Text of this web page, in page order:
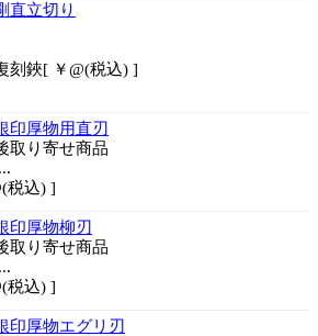
直立切り
刻鋏[ ￥@(税込) ]
印厚物用直刃
取り寄せ商品
税込) ]
印厚物柳刃
取り寄せ商品
税込) ]
印厚物エグリ刃